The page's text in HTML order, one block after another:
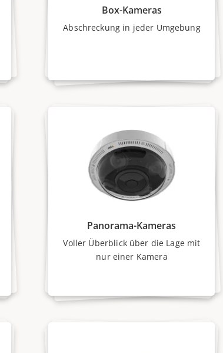
Box-Kameras
Abschreckung in jeder Umgebung
Panorama-Kameras
Voller Überblick über die Lage mit
nur einer Kamera